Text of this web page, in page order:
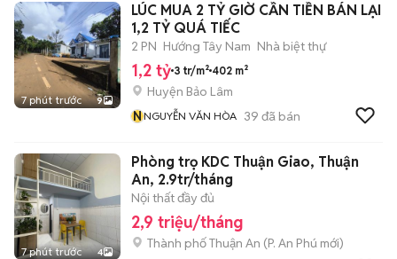
7 phút trước 9
LÚC MUA 2 TỶ GIỜ CẦN TIỀN BÁN LẠI
1,2 TỶ QUÁ TIẾC
2 PN Hướng Tây Nam Nhà biệt thự
1,2 tỷ 3 tr/m² 402 m²
Huyện Bảo Lâm
NNGUYỄN VĂN HÒA 39 đã bán
7 phút trước 4
Phòng trọ KDC Thuận Giao, Thuận
An, 2.9tr/tháng
Nội thất đầy đủ
2,9 triệu/tháng
Thành phố Thuận An (P. An Phú mới)